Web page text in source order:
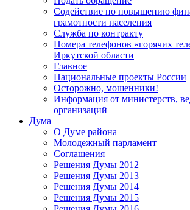
Содействие по повышению
грамотности населения
Служба по контракту
Номера телефонов «горячих
Иркутской области
Главное
Национальные проекты России
Осторожно, мошенники!
Информация от министерств,
организаций
Дума
О Думе района
Молодежный парламент
Соглашения
Решения Думы 2012
Решения Думы 2013
Решения Думы 2014
Решения Думы 2015